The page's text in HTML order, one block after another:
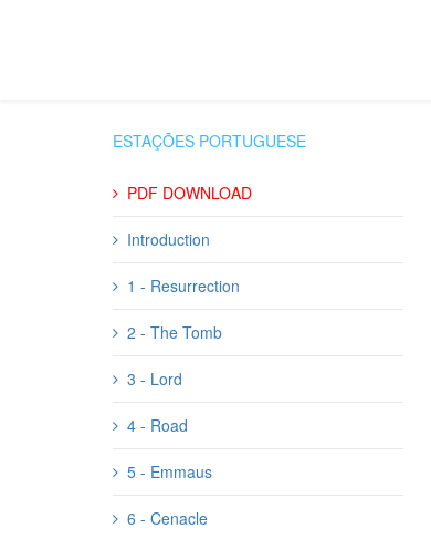
ESTAÇÕES PORTUGUESE
PDF DOWNLOAD
Introduction
1 - Resurrection
2 - The Tomb
3 - Lord
4 - Road
5 - Emmaus
6 - Cenacle